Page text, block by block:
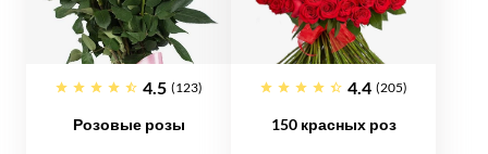
4.5 (123)
Розовые розы
4.4 (205)
150 красных роз